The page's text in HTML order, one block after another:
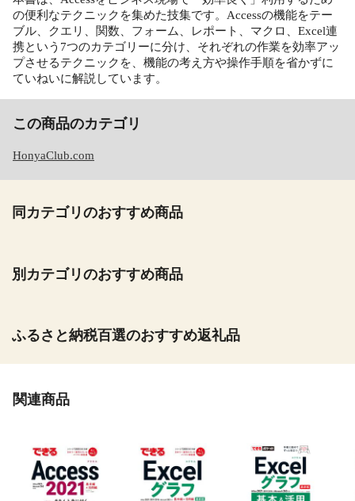
の便利なテクニックを集めた技集です。Accessの機能をテー
ブル、クエリ、関数、フォーム、レポート、マクロ、Excel連
携という7つのカテゴリーに分け、それぞれの作業を効率アッ
プさせるテクニックを、機能の考え方や操作手順を省かずに
ていねいに解説しています。
この商品のカテゴリ
HonyaClub.com
同カテゴリのおすすめ商品
別カテゴリのおすすめ商品
ふるさと納税百選のおすすめ返礼品
関連商品